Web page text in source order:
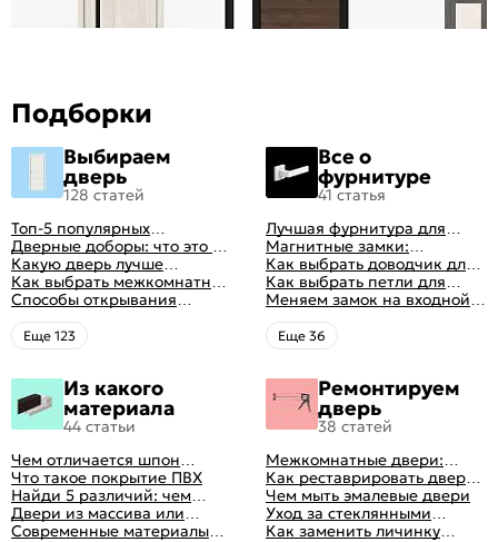
Подборки
Выбираем
дверь
128 статей
Топ-5 популярных
межкомнатных дверей
Дверные доборы: что это и
зачем они нужны
Какую дверь лучше
поставить в ванную
комнату
Как выбрать межкомнатные
двери: какие
лучше
Способы открывания
фото-примерами)
Eще 123
Все о
фурнитуре
41 статья
Лучшая фурнитура для
дверей: как выбрать
правильно
Магнитные замки:
особенности и принцип
работы
Как выбрать доводчик для
входной двери: советы от
профессионалов
Как выбрать петли для
межкомнатных дверей
Меняем замок на входной
Eще 36
Из какого
материала
44 статьи
Чем отличается шпон
натуральный от шпона
файн-лайн
Что такое покрытие ПВХ
Найди 5 различий: чем
отличаются двери пвх от
ламинированных
Двери из массива или
шпона: какие лучше
Современные материалы
Ремонтируем
дверь
38 статей
Межкомнатные двери:
правила ухода
Как реставрировать дверь в
домашних условиях
Чем мыть эмалевые двери
Уход за стеклянными
дверями
Как заменить личинку